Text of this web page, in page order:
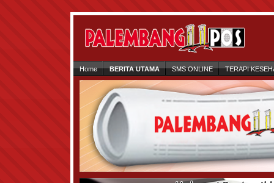
Home BERITA UTAMA SMS ONLINE TERAPI